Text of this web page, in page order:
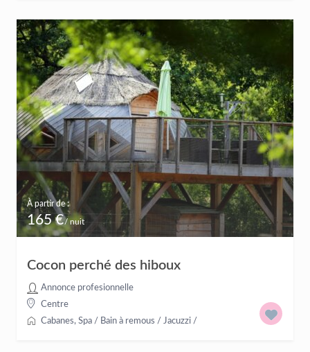
À partir de :
165 €/ nuit
Cocon perché des hiboux
Annonce profesionnelle
Centre
Cabanes, Spa / Bain à remous / Jacuzzi /